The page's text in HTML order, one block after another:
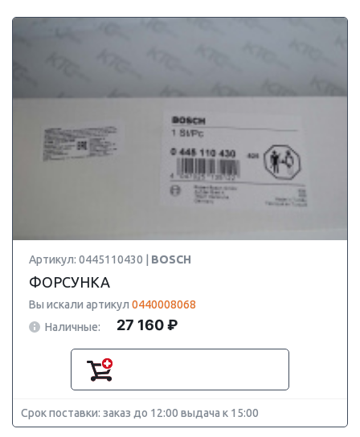
Артикул: 0445110430 | BOSCH
ФОРСУНКА
Вы искали артикул 0440008068
Наличные:
27 160 ₽
Срок поставки: заказ до 12:00 выдача к 15:00